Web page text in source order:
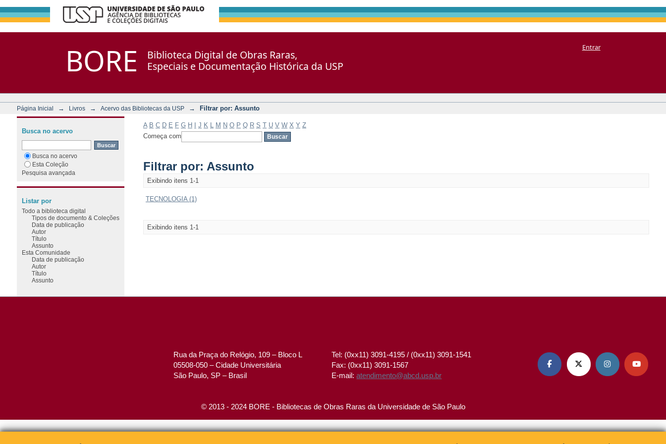
BORE
Biblioteca Digital de Obras Raras,
Especiais e Documentação Histórica da USP
Entrar
Página Inicial → Livros → Acervo das Bibliotecas da USP → Filtrar por: Assunto
A B C D E F G H J K M N O P Q R S T U V W X Y Z
Começa com
Filtrar por: Assunto
Exibindo itens 1-1
TECNOLOGIA (1)
Exibindo itens 1-1
Busca no acervo
Busca no acervo
Esta Coleção
Pesquisa avançada
Listar por
Todo a biblioteca digital
Tipos de documento & Coleções
Data de publicação
Autor
Título
Assunto
Esta Comunidade
Data de publicação
Autor
Título
Assunto
Rua da Praça do Relógio, 109 – Bloco L
05508-050 – Cidade Universitária
São Paulo, SP – Brasil
Tel: (0xx11) 3091-4195 / (0xx11) 3091-1541
Fax: (0xx11) 3091-1567
E-mail:atendimento@abcd.usp.br
   
© 2013 - 2024 BORE - Bibliotecas de Obras Raras da Universidade de São Paulo